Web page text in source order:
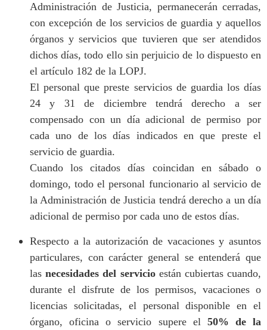
Administración de Justicia, permanecerán cerradas,
con excepción de los servicios de guardia y aquellos
órganos y servicios que tuvieren que ser atendidos
dichos días, todo ello sin perjuicio de lo dispuesto en
el artículo 182 de la LOPJ.
El personal que preste servicios de guardia los días
24 y 31 de diciembre tendrá derecho a ser
compensado con un día adicional de permiso por
cada uno de los días indicados en que preste el
servicio de guardia.
Cuando los citados días coincidan en sábado o
domingo, todo el personal funcionario al servicio de
la Administración de Justicia tendrá derecho a un día
adicional de permiso por cada uno de estos días.
Respecto a la autorización de vacaciones y asuntos
particulares, con carácter general se entenderá que
lasnecesidades del servicioestán cubiertas cuando,
durante el disfrute de los permisos, vacaciones o
licencias solicitadas, el personal disponible en el
órgano, oficina o servicio supere el 50% de la